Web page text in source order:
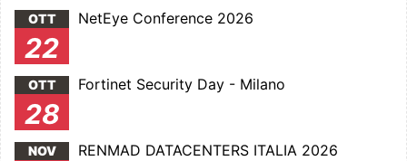
OTT
22
NetEye Conference 2026
OTT
28
Fortinet Security Day - Milano
NOV RENMAD DATACENTERS ITALIA 2026